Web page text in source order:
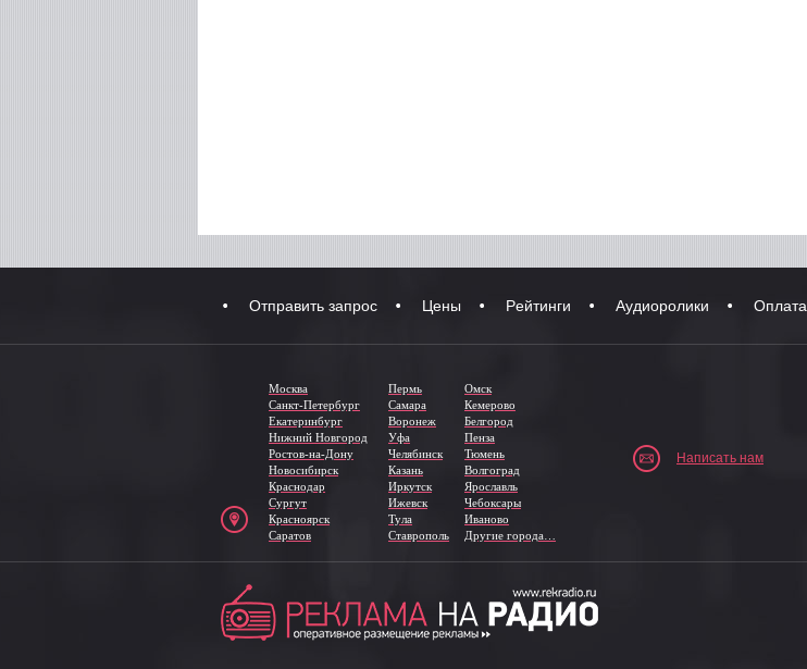
Отправить запрос Цены Рейтинги Аудиоролики Оплата
Москва
Санкт-Петербург
Екатеринбург
Нижний Новгород
Ростов-на-Дону
Новосибирск
Краснодар
Сургут
Красноярск
Саратов
Пермь
Самара
Воронеж
Уфа
Челябинск
Казань
Иркутск
Ижевск
Тула
Ставрополь
Омск
Кемерово
Белгород
Пенза
Тюмень
Волгоград
Ярославль
Чебоксары
Иваново
Другие города…
Написать нам